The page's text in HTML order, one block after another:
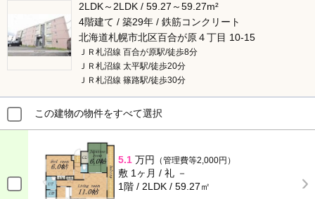
2LDK～2LDK / 59.27～59.27m²
4階建て / 築29年 / 鉄筋コンクリート
北海道札幌市北区百合が原４丁目 10-15
ＪＲ札沼線 百合が原駅/徒歩8分
ＪＲ札沼線 太平駅/徒歩20分
ＪＲ札沼線 篠路駅/徒歩30分
この建物の物件をすべて選択
5.1 万円 （管理費等2,000円）
敷 1ヶ月 / 礼 －
1階 / 2LDK / 59.27㎡